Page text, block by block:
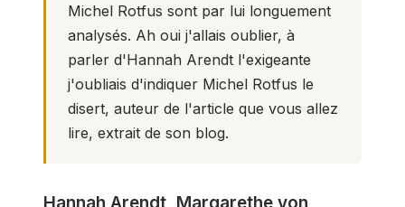
Michel Rotfus sont par lui longuement
analysés. Ah oui j'allais oublier, à
parler d'Hannah Arendt l'exigeante
j'oubliais d'indiquer Michel Rotfus le
disert, auteur de l'article que vous allez
lire, extrait de son blog.
Hannah Arendt, Margarethe von